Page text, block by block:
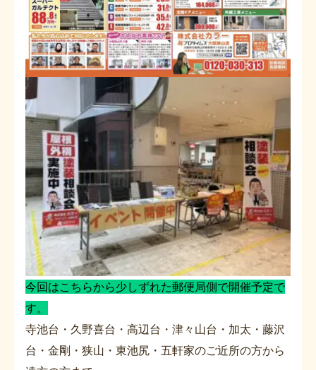
今回はこちらから少しずれた郵便局側で開催予定で
す。
寺池台・久野喜台・高辺台・津々山台・加太・藤沢
台・金剛・狭山・東池尻・五軒家のご近所の方から